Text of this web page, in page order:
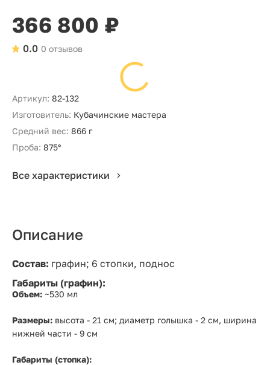
366 800 ₽
0 отзывов
0.0
Артикул: 82-132
Изготовитель: Кубачинские мастера
Средний вес: 866 г
Проба: 875°
Все характеристики
Описание
Состав: графин; 6 стопки, поднос
Габариты (графин):
Объем: ~530 мл
Размеры: высота - 21 см; диаметр голышка - 2 см, ширина
нижней части - 9 см
Габариты (стопка):